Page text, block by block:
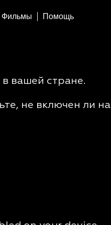
Фильмы Помощь